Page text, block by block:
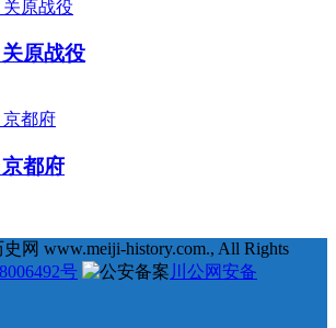
原战役
都府
网 www.meiji-history.com., All Rights
号
川公网安备